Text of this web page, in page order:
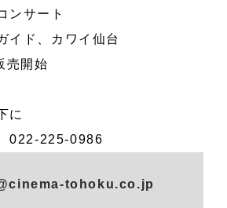
ンサート
イド、カワイ仙台
売開始
に
022-225-0986
tohoku.co.jp